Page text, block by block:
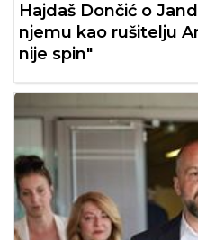
Hajdaš Dončić o
njemu kao rušitelju
nije spin"